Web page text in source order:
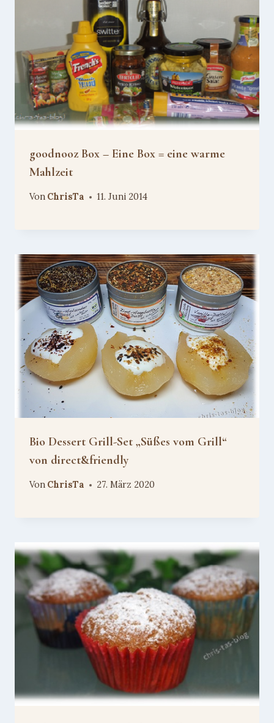
goodnooz Box – Eine Box = eine warme
Mahlzeit
Von ChrisTa 11. Juni 2014
Bio Dessert Grill-Set „Süßes vom Grill“
von direct&friendly
Von ChrisTa 27. März 2020